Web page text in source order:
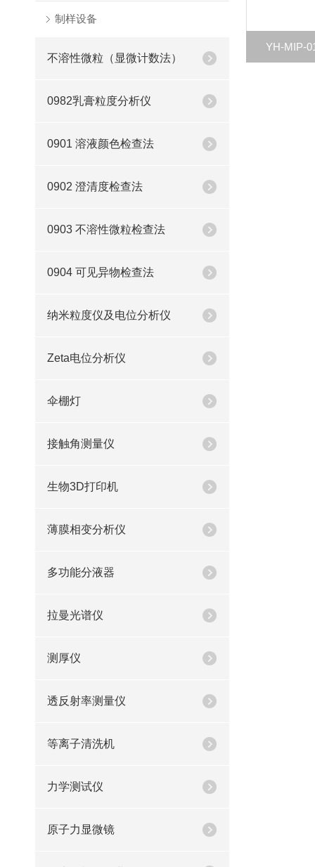
制样设备
不溶性微粒（显微计数法）
0982乳膏粒度分析仪
0901 溶液颜色检查法
0902 澄清度检查法
0903 不溶性微粒检查法
0904 可见异物检查法
纳米粒度仪及电位分析仪
Zeta电位分析仪
伞棚灯
接触角测量仪
生物3D打印机
薄膜相变分析仪
多功能分液器
拉曼光谱仪
测厚仪
透反射率测量仪
等离子清洗机
力学测试仪
原子力显微镜
YH-MIP-